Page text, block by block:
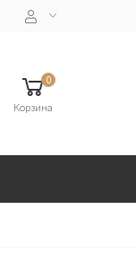
0
Корзина